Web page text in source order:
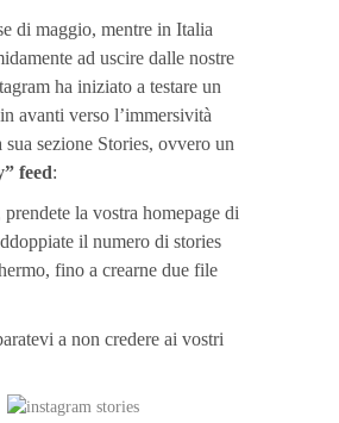
di maggio, mentre in Italia
ad uscire dalle nostre
ha iniziato a testare un
avanti verso l’immersività
sua sezione Stories, ovvero un
feed:
la vostra homepage di
il numero di stories
fino a crearne due file
a non credere ai vostri